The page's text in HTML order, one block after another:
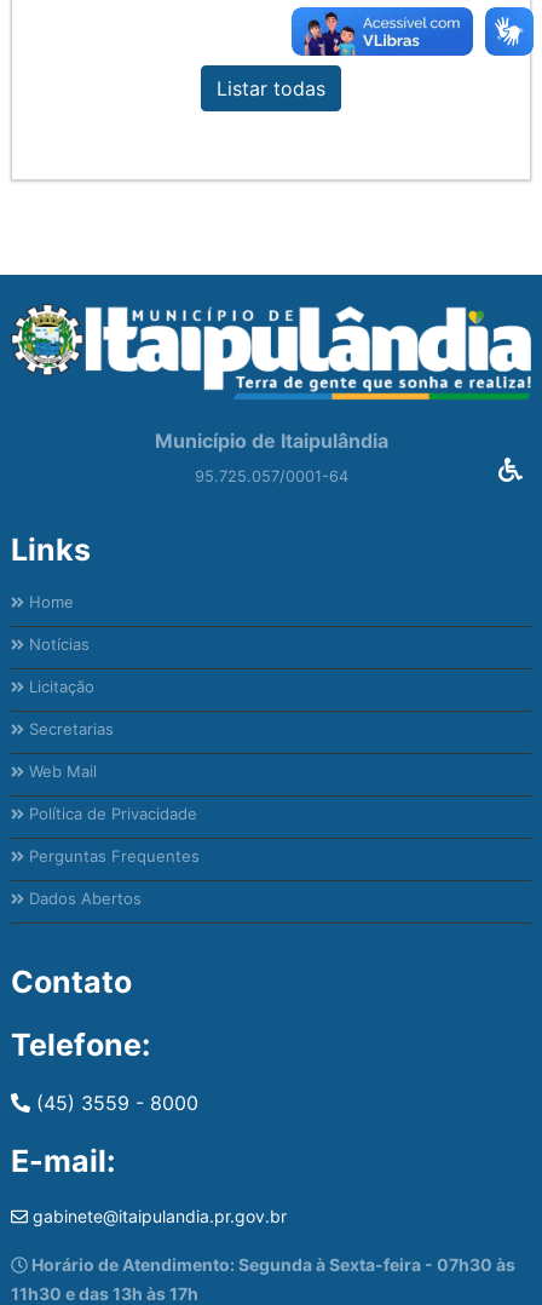
Listar todas
Município de Itaipulândia
95.725.057/0001-64
Links
Home
Notícias
Licitação
Secretarias
Web Mail
Política de Privacidade
Perguntas Frequentes
Dados Abertos
Contato
Telefone:
(45) 3559 - 8000
E-mail:
gabinete@itaipulandia.pr.gov.br
Horário de Atendimento: Segunda à Sexta-feira - 07h30 às
11h30 e das 13h às 17h